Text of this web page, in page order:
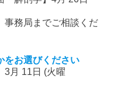
事務局までご相談くだ
をお選びください
3月 11日 (火曜